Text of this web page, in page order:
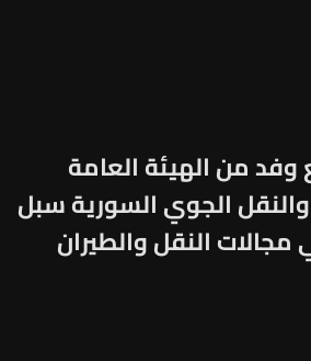
من الهيئة العامة
الجوي السورية سبل
مجالات النقل والطيران